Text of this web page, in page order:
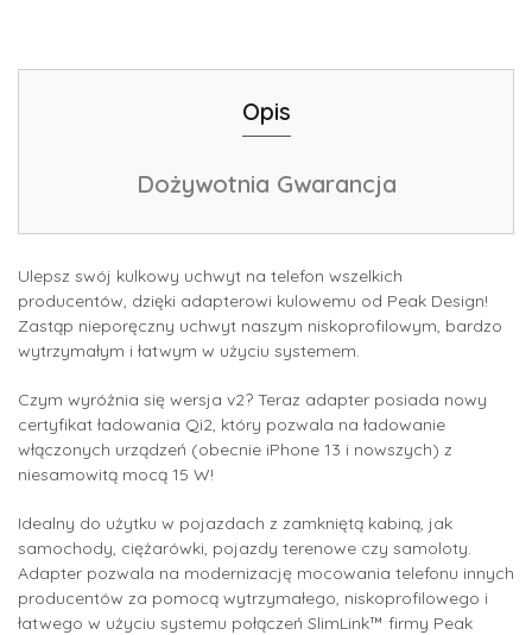
Opis
Dożywotnia Gwarancja
Ulepsz swój kulkowy uchwyt na telefon wszelkich
producentów, dzięki adapterowi kulowemu od Peak Design!
Zastąp nieporęczny uchwyt naszym niskoprofilowym, bardzo
wytrzymałym i łatwym w użyciu systemem.
Czym wyróżnia się wersja v2? Teraz adapter posiada nowy
certyfikat ładowania Qi2, który pozwala na ładowanie
włączonych urządzeń (obecnie iPhone 13 i nowszych) z
niesamowitą mocą 15 W!
Idealny do użytku w pojazdach z zamkniętą kabiną, jak
samochody, ciężarówki, pojazdy terenowe czy samoloty.
Adapter pozwala na modernizację mocowania telefonu innych
producentów za pomocą wytrzymałego, niskoprofilowego i
łatwego w użyciu systemu połączeń SlimLink™ firmy Peak